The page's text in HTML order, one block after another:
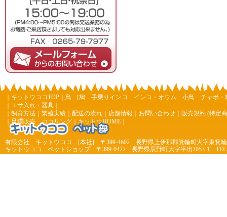
キットウココTOP 鳥 ［鳩 手乗りインコ インコ・オウム 小鳥
チャボ・
エサ入れ・器具
飼育方法 繁殖実績 配送の流れ 店舗情報 お問い合わせ
販売規約 (特定
足環販売 ココリング キットウHOME
有限会社 キットウココ [本社] 〒399-4602 長野県上伊那郡箕輪町大字東箕
キットウココ ペットショップ 〒399-0422 長野県辰野町大字平出2053-1 TEL